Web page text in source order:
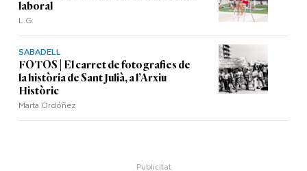
laboral
L.G.
SABADELL
FOTOS | El carret de fotografies de
la història de Sant Julià, a l’Arxiu
Històric
Marta Ordóñez